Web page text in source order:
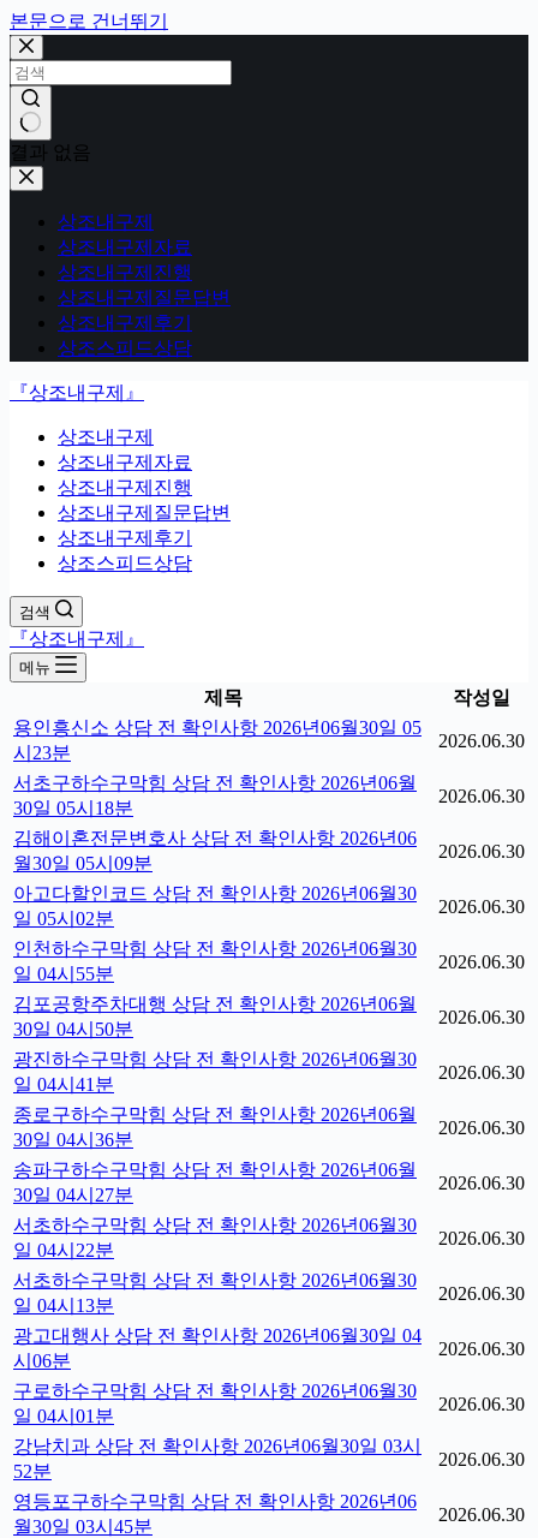
본문으로 건너뛰기
결과 없음
상조내구제
상조내구제자료
상조내구제진행
상조내구제질문답변
상조내구제후기
상조스피드상담
『상조내구제』
상조내구제
상조내구제자료
상조내구제진행
상조내구제질문답변
상조내구제후기
상조스피드상담
검색
『상조내구제』
메뉴
제목
작성일
용인흥신소 상담 전 확인사항 2026년06월30일 05
시23분
2026.06.30
서초구하수구막힘 상담 전 확인사항 2026년06월
30일 05시18분
2026.06.30
김해이혼전문변호사 상담 전 확인사항 2026년06
월30일 05시09분
2026.06.30
아고다할인코드 상담 전 확인사항 2026년06월30
일 05시02분
2026.06.30
인천하수구막힘 상담 전 확인사항 2026년06월30
일 04시55분
2026.06.30
김포공항주차대행 상담 전 확인사항 2026년06월
30일 04시50분
2026.06.30
광진하수구막힘 상담 전 확인사항 2026년06월30
일 04시41분
2026.06.30
종로구하수구막힘 상담 전 확인사항 2026년06월
30일 04시36분
2026.06.30
송파구하수구막힘 상담 전 확인사항 2026년06월
30일 04시27분
2026.06.30
서초하수구막힘 상담 전 확인사항 2026년06월30
일 04시22분
2026.06.30
서초하수구막힘 상담 전 확인사항 2026년06월30
일 04시13분
2026.06.30
광고대행사 상담 전 확인사항 2026년06월30일 04
시06분
2026.06.30
구로하수구막힘 상담 전 확인사항 2026년06월30
일 04시01분
2026.06.30
강남치과 상담 전 확인사항 2026년06월30일 03시
52분
2026.06.30
영등포구하수구막힘 상담 전 확인사항 2026년06
월30일 03시45분
2026.06.30